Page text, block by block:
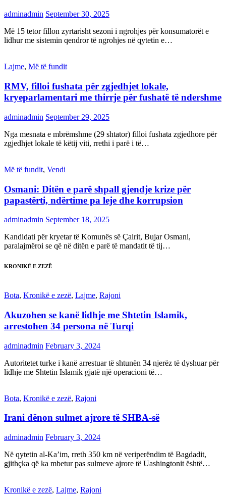
adminadmin September 30, 2025
Më 15 tetor fillon zyrtarisht sezoni i ngrohjes për konsumatorët e
lidhur me sistemin qendror të ngrohjes në qytetin e…
Lajme, Më të fundit
RMV, filloi fushata për zgjedhjet lokale,
kryeparlamentari me thirrje për fushatë të ndershme
adminadmin September 29, 2025
Nga mesnata e mbrëmshme (29 shtator) filloi fushata zgjedhore për
zgjedhjet lokale të këtij viti, rrethi i parë i të…
Më të fundit, Vendi
Osmani: Ditën e parë shpall gjendje krize për
papastërti, ndërtime pa leje dhe korrupsion
adminadmin September 18, 2025
Kandidati për kryetar të Komunës së Çairit, Bujar Osmani,
paralajmëroi se që në ditën e parë të mandatit të tij…
KRONIKË E ZEZË
Bota, Kronikë e zezë, Lajme, Rajoni
Akuzohen se kanë lidhje me Shtetin Islamik,
arrestohen 34 persona në Turqi
adminadmin February 3, 2024
Autoritetet turke i kanë arrestuar të shtunën 34 njerëz të dyshuar për
lidhje me Shtetin Islamik gjatë një operacioni të…
Bota, Kronikë e zezë, Rajoni
Irani dënon sulmet ajrore të SHBA-së
adminadmin February 3, 2024
Në qytetin al-Ka’im, rreth 350 km në veriperëndim të Bagdadit,
gjithçka që ka mbetur pas sulmeve ajrore të Uashingtonit është…
Kronikë e zezë, Lajme, Rajoni